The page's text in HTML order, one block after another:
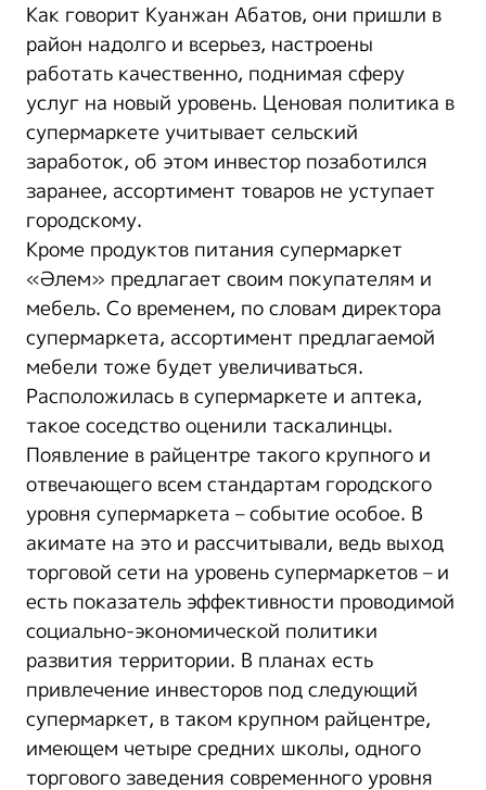
Как говорит Куанжан Абатов, они пришли в
район надолго и всерьез, настроены
работать качественно, поднимая сферу
услуг на новый уровень. Ценовая политика в
супермаркете учитывает сельский
заработок, об этом инвестор позаботился
заранее, ассортимент товаров не уступает
городскому.
Кроме продуктов питания супермаркет
«Әлем» предлагает своим покупателям и
мебель. Со временем, по словам директора
супермаркета, ассортимент предлагаемой
мебели тоже будет увеличиваться.
Расположилась в супермаркете и аптека,
такое соседство оценили таскалинцы.
Появление в райцентре такого крупного и
отвечающего всем стандартам городского
уровня супермаркета – событие особое. В
акимате на это и рассчитывали, ведь выход
торговой сети на уровень супермаркетов – и
есть показатель эффективности проводимой
социально-экономической политики
развития территории. В планах есть
привлечение инвесторов под следующий
супермаркет, в таком крупном райцентре,
имеющем четыре средних школы, одного
торгового заведения современного уровня